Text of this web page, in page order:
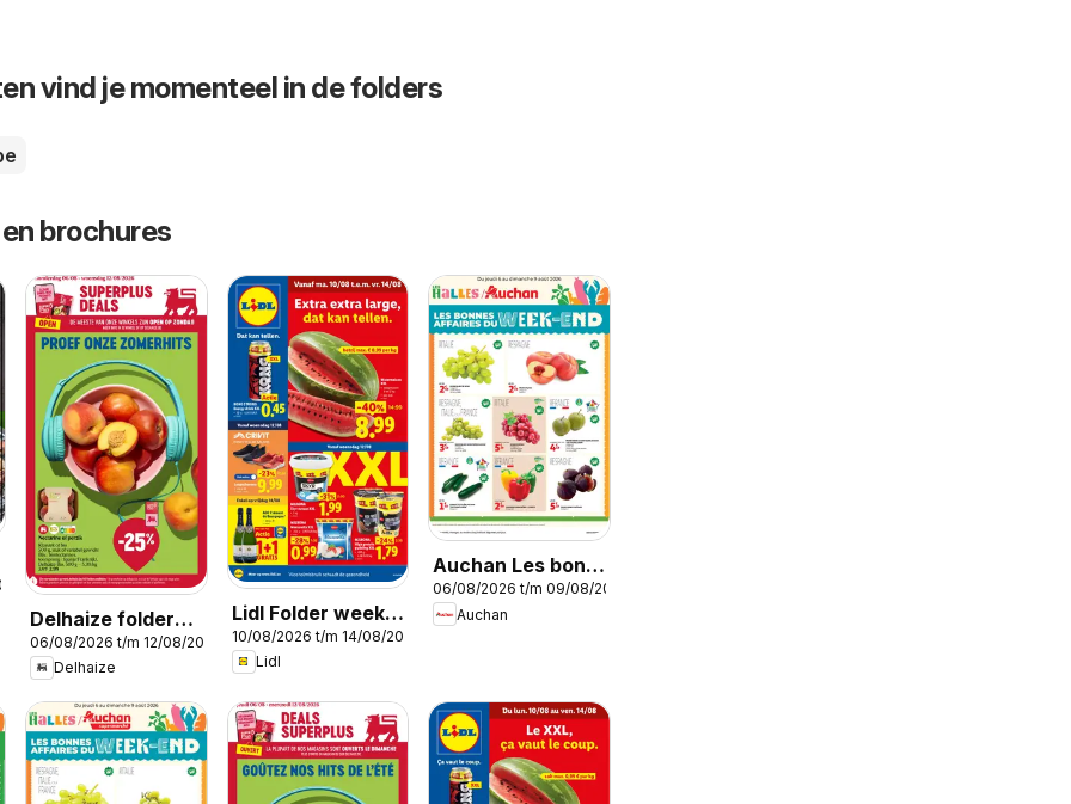
vind je momenteel in de folders
brochures
Delhaize folder
week 32
06/08/2026 t/m 12/08/2026
Delhaize
Lidl Folder week
33
10/08/2026 t/m 14/08/2026
Lidl
Auchan Les bons
plans du week
end dans votre
06/08/2026 t/m 09/08/2026
Auchan